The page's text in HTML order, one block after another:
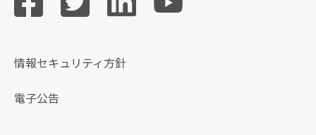
情報セキュリティ方針
電子公告